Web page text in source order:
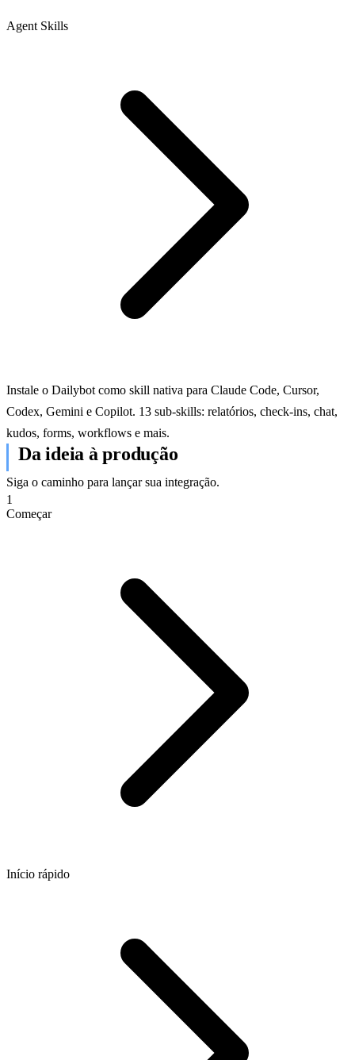
Agent Skills
Instale o Dailybot como skill nativa para Claude Code, Cursor,
Codex, Gemini e Copilot. 13 sub-skills: relatórios, check-ins, chat,
kudos, forms, workflows e mais.
Da ideia à produção
Siga o caminho para lançar sua integração.
1
Começar
Início rápido